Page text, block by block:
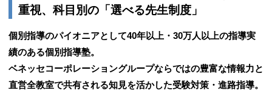
重視、科目別の「選べる先生制度」
個別指導のパイオニアとして40年以上・30万人以上の指導実
績のある個別指導塾。​
ベネッセコーポレーショングループならではの豊富な情報力と
直営全教室で共有される知見を活かした受験対策・進路指導。